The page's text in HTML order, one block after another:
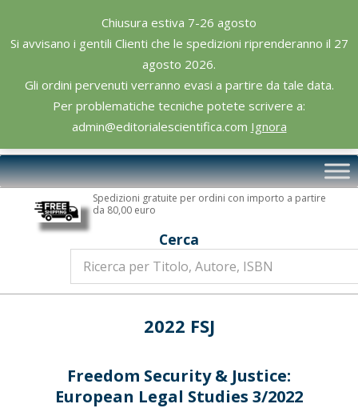
Chiusura estiva 7-26 agosto
Si avvisano i gentili Clienti che le spedizioni riprenderanno il 27
agosto 2026.
Gli ordini pervenuti verranno evasi a partire da tale data.
Per problematiche tecniche potete scrivere a:
admin@editorialescientifica.com Ignora
content
Editoriale
Scientifica
Primary
Navigation
Spedizioni gratuite per ordini con importo a partire
da 80,00 euro
Cerca
2022 FSJ
Freedom Security & Justice:
European Legal Studies 3/2022